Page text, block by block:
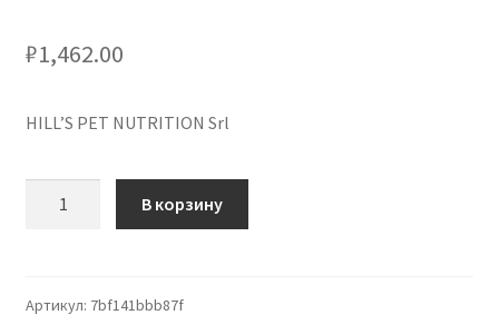
₽1,462.00
HILL’S PET NUTRITION Srl
Stew
В корзину
Артикул: 7bf141bbb87f